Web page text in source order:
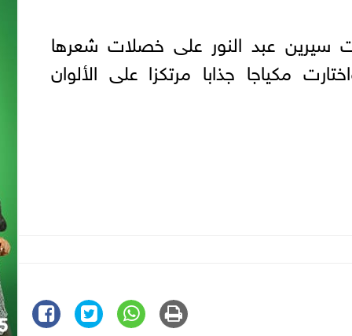
سيرين عبد النور على خصلات شعرها
مكياجا جذابا مرتكزا على الألوان